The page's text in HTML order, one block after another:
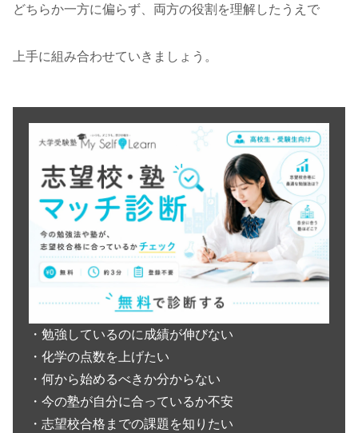
どちらか一方に偏らず、両方の役割を理解したうえで
上手に組み合わせていきましょう。
・勉強しているのに成績が伸びない
・化学の点数を上げたい
・何から始めるべきか分からない
・今の塾が自分に合っているか不安
・志望校合格までの課題を知りたい